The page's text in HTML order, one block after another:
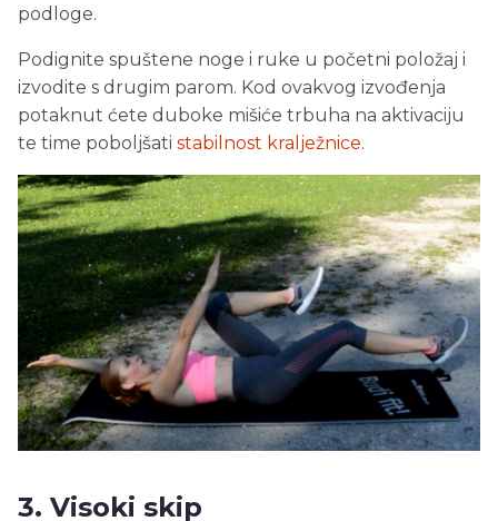
podloge.
Podignite spuštene noge i ruke u početni položaj i
izvodite s drugim parom. Kod ovakvog izvođenja
potaknut ćete duboke mišiće trbuha na aktivaciju
te time poboljšati stabilnost kralježnice.
3. Visoki skip